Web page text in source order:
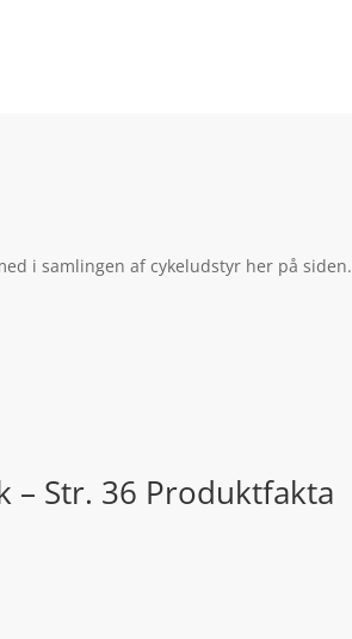
i samlingen af cykeludstyr her på siden.
– Str. 36 Produktfakta